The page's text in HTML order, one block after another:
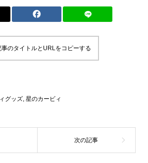
事のタイトルとURLをコピーする
グッズ, 星のカービィ